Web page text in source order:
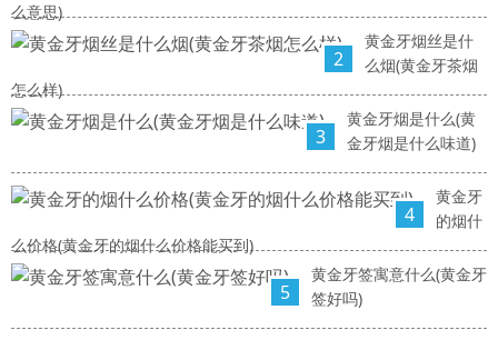
么意思)
2
黄金牙烟丝是什
么烟(黄金牙茶烟
怎么样)
3
黄金牙烟是什么(黄
金牙烟是什么味道)
4
黄金牙
的烟什
么价格(黄金牙的烟什么价格能买到)
5
黄金牙签寓意什么(黄金牙
签好吗)